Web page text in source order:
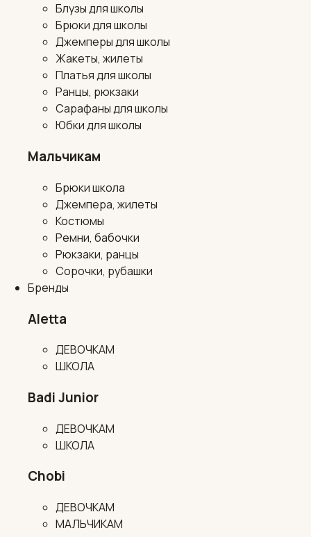
Блузы для школы
Брюки для школы
Джемперы для школы
Жакеты, жилеты
Платья для школы
Ранцы, рюкзаки
Сарафаны для школы
Юбки для школы
Мальчикам
Брюки школа
Джемпера, жилеты
Костюмы
Ремни, бабочки
Рюкзаки, ранцы
Сорочки, рубашки
Бренды
Aletta
ДЕВОЧКАМ
ШКОЛА
Badi Junior
ДЕВОЧКАМ
ШКОЛА
Chobi
ДЕВОЧКАМ
МАЛЬЧИКАМ